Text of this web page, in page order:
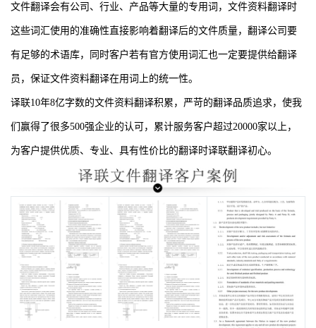
文件翻译会有公司、行业、产品等大量的专用词，文件资料翻译时
这些词汇使用的准确性直接影响着翻译后的文件质量，翻译公司要
有足够的术语库，同时客户若有官方使用词汇也一定要提供给翻译
员，保证文件资料翻译在用词上的统一性。
译联10年8亿字数的文件资料翻译积累，严苛的翻译品质追求，使我
们赢得了很多500强企业的认可，累计服务客户超过20000家以上，
为客户提供优质、专业、具有性价比的翻译时译联翻译初心。